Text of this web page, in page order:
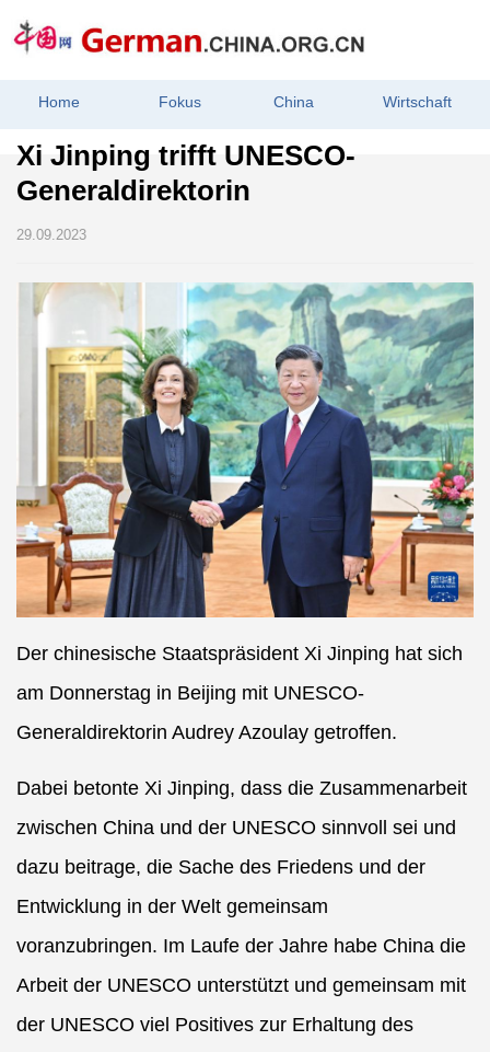
Home Fokus China Wirtschaft
Xi Jinping trifft UNESCO-
Generaldirektorin
29.09.2023
Der chinesische Staatspräsident Xi Jinping hat sich
am Donnerstag in Beijing mit UNESCO-
Generaldirektorin Audrey Azoulay getroffen.
Dabei betonte Xi Jinping, dass die Zusammenarbeit
zwischen China und der UNESCO sinnvoll sei und
dazu beitrage, die Sache des Friedens und der
Entwicklung in der Welt gemeinsam
voranzubringen. Im Laufe der Jahre habe China die
Arbeit der UNESCO unterstützt und gemeinsam mit
der UNESCO viel Positives zur Erhaltung des